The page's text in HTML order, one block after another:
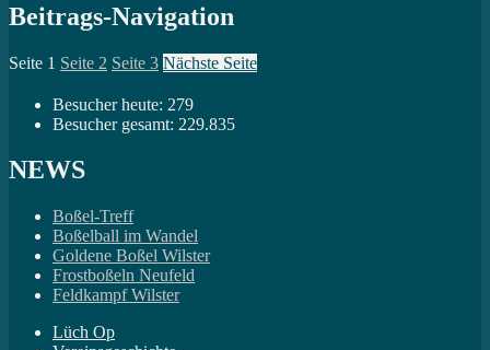
Beitrags-Navigation
Seite 1 Seite 2 Seite 3 Nächste Seite
Besucher heute: 279
Besucher gesamt: 229.835
NEWS
Boßel-Treff
Boßelball im Wandel
Goldene Boßel Wilster
Frostboßeln Neufeld
Feldkampf Wilster
Lüch Op